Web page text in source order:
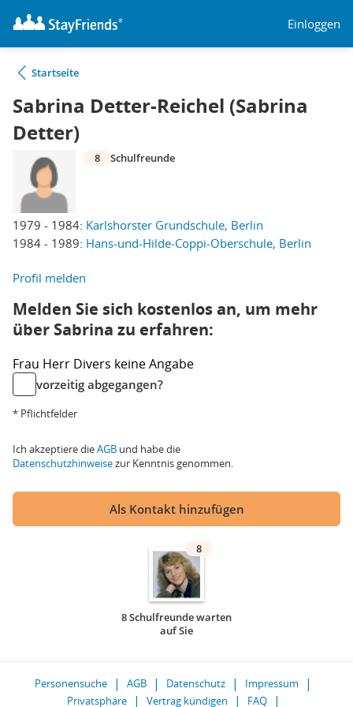
Einloggen
Startseite
Sabrina Detter-Reichel (Sabrina
Detter)
1979 - 1984: Karlshorster Grundschule, Berlin
1984 - 1989: Hans-und-Hilde-Coppi-Oberschule, Berlin
8 Schulfreunde
Profil melden
Melden Sie sich kostenlos an, um mehr
über Sabrina zu erfahren:
Frau Herr Divers keine Angabe
vorzeitig abgegangen?
* Pflichtfelder
Ich akzeptiere dieAGB und habe die
Datenschutzhinweisezur Kenntnis genommen.
Als Kontakt hinzufügen
8
8 Schulfreunde warten
auf Sie
Personensuche AGB Datenschutz
Impressum
Privatsphäre
Vertrag kündigen FAQ